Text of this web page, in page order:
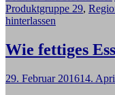
Produktgruppe 29,
hinterlassen
Wie fettiges
29. Februar 201614.